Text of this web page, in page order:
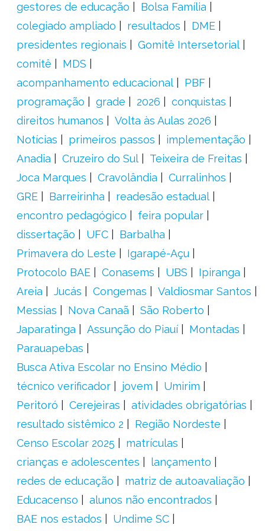
gestores de educação
Bolsa Família
colegiado ampliado
resultados
DME
presidentes regionais
Gomitê Intersetorial
comitê
MDS
acompanhamento educacional
PBF
programação
grade 2026
conquistas
direitos humanos
Volta às Aulas 2026
Notícias
primeiros passos
implementação
Anadia
Cruzeiro do Sul
Teixeira de Freitas
Joca Marques
Cravolândia
Curralinhos
GRE
Barreirinha
readesão estadual
encontro pedagógico
feira popular
dissertação
UFC
Barbalha
Primavera do Leste
Igarapé-Açu
Protocolo BAE
Conasems UBS
Ipiranga
Areia
Jucás Congemas
Valdiosmar Santos
Messias
Nova Canaã
São Roberto
Japaratinga
Assunção do Piauí
Montadas
Parauapebas
Busca Ativa Escolar no Ensino Médio
técnico verificador
jovem
Umirim
Peritoró
Cerejeiras
atividades obrigatórias
resultado sistêmico 2
Região Nordeste
Censo Escolar 2025
matrículas
crianças e adolescentes
lançamento
redes de educação
matriz de autoavaliação
Educacenso
alunos não encontrados
BAE nos estados
Undime SC